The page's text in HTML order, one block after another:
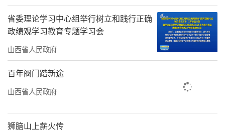
省委理论学习中心组举行树立和践行正确
政绩观学习教育专题学习会
山西省人民政府
百年阀门踏新途
山西省人民政府
狮脑山上薪火传